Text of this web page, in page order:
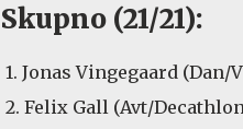
Skupno (21/21):
1. Jonas Vingegaard (Dan/
2. Felix Gall (Avt/